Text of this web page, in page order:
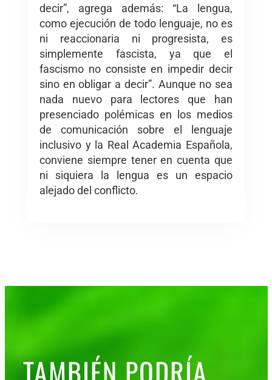
decir”, agrega además: “La lengua,
como ejecución de todo lenguaje, no es
ni reaccionaria ni progresista, es
simplemente fascista, ya que el
fascismo no consiste en impedir decir
sino en obligar a decir”. Aunque no sea
nada nuevo para lectores que han
presenciado polémicas en los medios
de comunicación sobre el lenguaje
inclusivo y la Real Academia Española,
conviene siempre tener en cuenta que
ni siquiera la lengua es un espacio
alejado del conflicto.
TAMBIÉN PODRÍA